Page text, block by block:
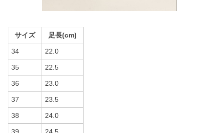
サイズ 足長(cm)
34 22.0
35 22.5
36 23.0
37 23.5
38 24.0